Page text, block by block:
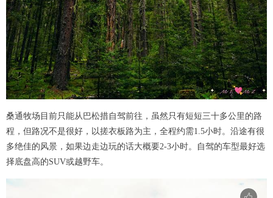
桑通牧场目前只能从巴松措自驾前往，虽然只有短短三十多公里的路
程，但路况不是很好，以搓衣板路为主，全程约需1.5小时。沿途有很
多绝佳的风景，如果边走边玩的话大概要2-3小时。自驾的车型最好选
择底盘高的SUV或越野车。